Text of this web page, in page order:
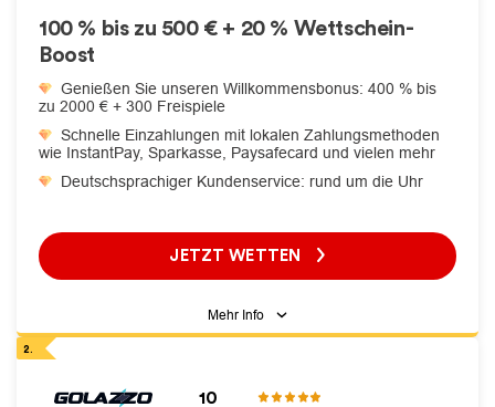
Mehr Info
100 % bis zu 500 € + 20 % Wettschein-
Boost
Genießen Sie unseren Willkommensbonus: 400 % bis
zu 2000 € + 300 Freispiele
Schnelle Einzahlungen mit lokalen Zahlungsmethoden
wie InstantPay, Sparkasse, Paysafecard und vielen mehr
Deutschsprachiger Kundenservice: rund um die Uhr
JETZT WETTEN
10